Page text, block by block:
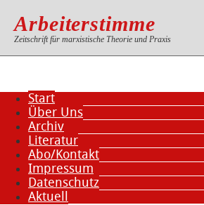
Arbeiterstimme
Zeitschrift für marxistische Theorie und Praxis
Start
Über Uns
Archiv
Literatur
Abo/Kontakt
Impressum
Datenschutz
Aktuell